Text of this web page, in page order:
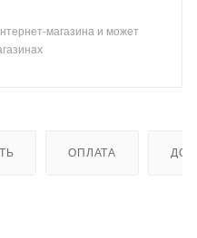
магазина и может
ОПЛАТА